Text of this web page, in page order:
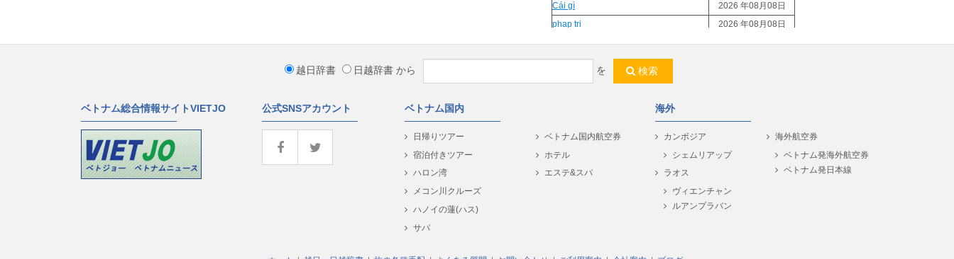
Cái gì
2026 年08月08日
phap tri
2026 年08月08日
chỉ nam
2026 年08月08日
nua khi
ngu y
2026 年08月08日
Va
2026 年08月08日
Tính tình
2026 年08月08日
2026 年08月08日
2026 年08月08日
越日辞書 日越辞書 から を 検索
ベトナム総合情報サイトVIETJO 公式SNSアカウント ベトナム国内
日帰りツアー
宿泊付きツアー
ハロン湾
メコン川クルーズ
ハノイの蓮(ハス)
サパ
ベトナム国内航空券
ホテル
エステ&スパ
海外
カンボジア
シェムリアップ
ラオス
ヴィエンチャン
ルアンプラバン
海外航空券
ベトナム発海外航空券
ベトナム発日本線